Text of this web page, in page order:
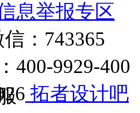
息举报专区
：743365
400-9929-400
拓者设计吧